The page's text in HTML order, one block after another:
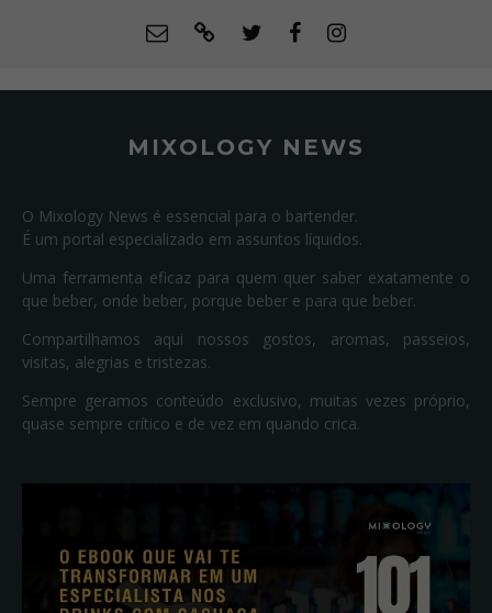
MIXOLOGY NEWS
O Mixology News é essencial para o bartender.
É um portal especializado em assuntos líquidos.
Uma ferramenta eficaz para quem quer saber exatamente o
que beber, onde beber, porque beber e para que beber.
Compartilhamos aqui nossos gostos, aromas, passeios,
visitas, alegrias e tristezas.
Sempre geramos conteúdo exclusivo, muitas vezes próprio,
quase sempre crítico e de vez em quando crica.